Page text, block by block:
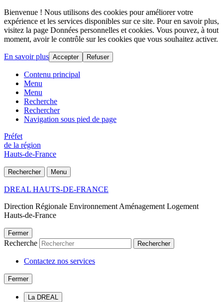
Bienvenue ! Nous utilisons des cookies pour améliorer votre
expérience et les services disponibles sur ce site. Pour en savoir plus,
visitez la page Données personnelles et cookies. Vous pouvez, à tout
moment, avoir le contrôle sur les cookies que vous souhaitez activer.
En savoir plus Accepter Refuser
Contenu principal
Menu
Menu
Recherche
Rechercher
Navigation sous pied de page
Préfet
de la région
Hauts-de-France
Rechercher Menu
DREAL HAUTS-DE-FRANCE
Direction Régionale Environnement Aménagement Logement
Hauts-de-France
Fermer
Recherche Rechercher
Contactez nos services
Fermer
La DREAL